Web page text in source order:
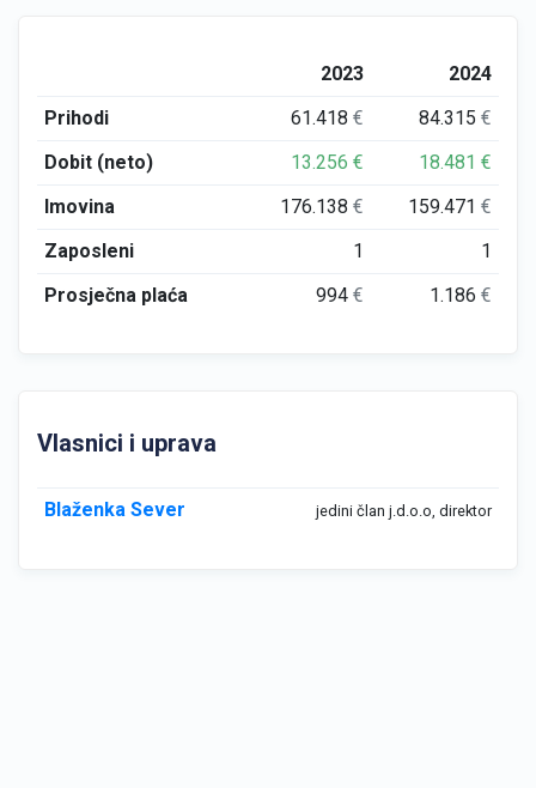
2023
2024
Prihodi
61.418€ 84.315€
Dobit (neto)
13.256€ 18.481€
Imovina
176.138€ 159.471€
Zaposleni
1
1
Prosječna plaća
994€ 1.186€
Vlasnici i uprava
Blaženka Sever jedini član j.d.o.o, direktor